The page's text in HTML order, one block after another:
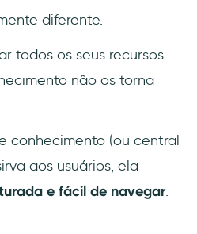
diferente.
todos os seus recursos
não os torna
conhecimento (ou central
aos usuários, ela
e fácil de navegar.